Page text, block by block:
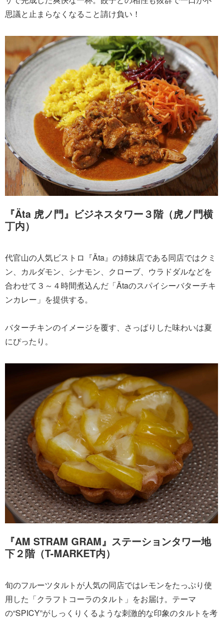
思議と止まらなくなること請け負い！
『Äta 虎ノ門』ビジネスタワー３階（虎ノ門横
丁内）
代官山の人気ビストロ『Äta』の姉妹店である同店ではクミ
ン、カルダモン、シナモン、クローブ、ウラドダルなどを
合わせて３～４時間煮込んだ「Ätaのスパイシーバターチキ
ンカレー」を提供する。
バターチキンのイメージを覆す、さっぱりした味わいは夏
にぴったり。
『AM STRAM GRAM』ステーションタワー地
下２階（T-MARKET内）
旬のフルーツタルトが人気の同店ではレモンをたっぷり使
用した「クラフトコーラのタルト」をお届け。テーマ
の“SPICY”がしっくりくるような刺激的な印象のタルトを考